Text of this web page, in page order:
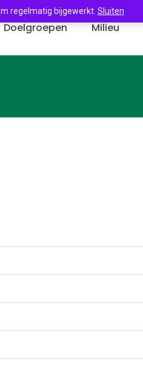
Doelgroepen Milieu
regelmatig bijgewerkt. Sluiten